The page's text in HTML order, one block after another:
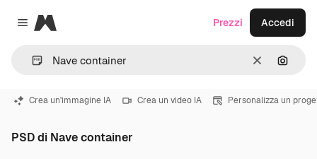
Close menu
Magnific
CancellaCerca
Prezzi Accedi
Crea un'immagine IA Crea un video IA Personalizza un
PSD di Nave container